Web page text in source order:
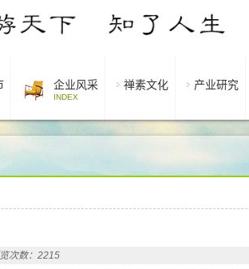
企业风采
INDEX
禅素文化 产业研究
次数：2215